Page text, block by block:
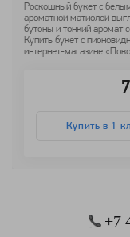
Роскошный букет с
ароматной матиолой
бутоны и тонкий аромат
Купить букет с
интернет-магазине
Купить в 1
+7